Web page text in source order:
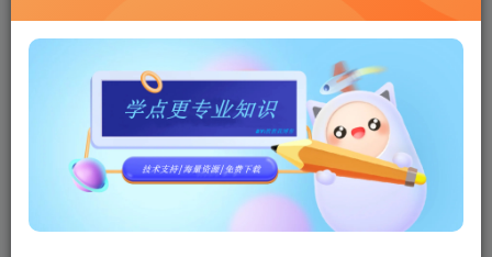
联网教程： 内附教程
单机教程： 内附教程
不懂的话联系客服！！！
剑来是一款动作冒险游戏。仙侠世界御剑飞行，各种功
法技能数不胜数，消灭漫山遍野的妖怪，修仙灭妖平乱世，
侠肝义胆开太平。